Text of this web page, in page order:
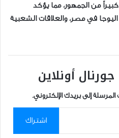
من الجمهور، مما يؤكد
في مصر، والعلاقات الشعبية
أونلاين
إلى بريدك الإلكتروني.
اشتراك